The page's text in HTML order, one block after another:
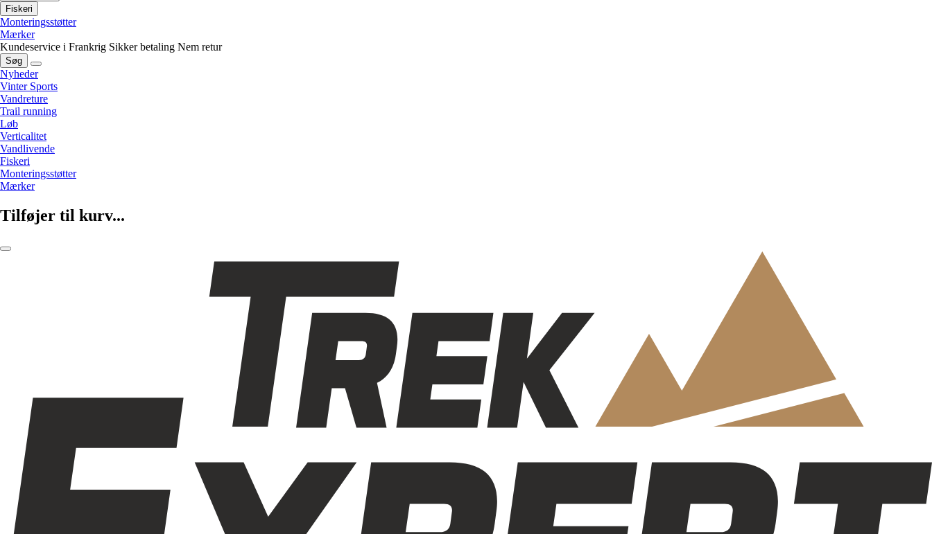
Fiskeri
Monteringsstøtter
Mærker
Kundeservice i Frankrig Sikker betaling Nem retur
Søg
Nyheder
Vinter Sports
Vandreture
Trail running
Løb
Verticalitet
Vandlivende
Fiskeri
Monteringsstøtter
Mærker
Tilføjer til kurv...